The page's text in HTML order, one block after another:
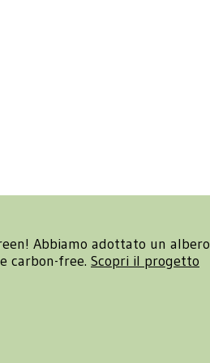
Abbiamo adottato un albero
carbon-free. Scopri il progetto